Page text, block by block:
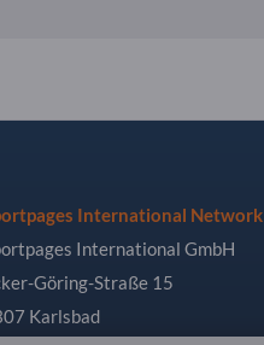
International Network
International GmbH
Göring-Straße 15
Karlsbad